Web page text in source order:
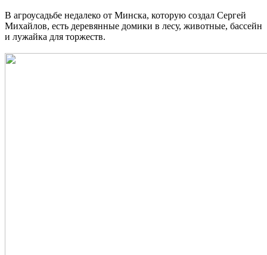
В агроусадьбе недалеко от Минска, которую создал Сергей
Михайлов, есть деревянные домики в лесу, животные, бассейн
и лужайка для торжеств.